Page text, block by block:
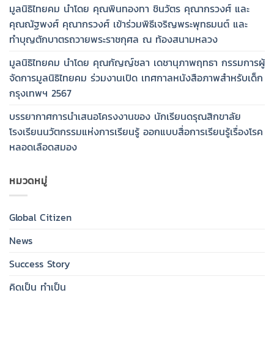
มูลนิธิไทยคม นำโดย คุณพินทองทา ชินวัตร คุณากรวงศ์ และ
คุณณัฐพงศ์ คุณากรวงศ์ เข้าร่วมพิธีเจริญพระพุทธมนต์ และ
ทำบุญตักบาตรถวายพระราชกุศล ณ ท้องสนามหลวง
มูลนิธิไทยคม นำโดย คุณกัญญ์ชลา เดชานุภาพฤทธา กรรมการผู้
จัดการมูลนิธิไทยคม ร่วมงานเปิด เทศกาลหนังสือภาพสำหรับเด็ก
กรุงเทพฯ 2567
บรรยากาศการนำเสนอโครงงานของ นักเรียนดรุณสิกขาลัย
โรงเรียนนวัตกรรมแห่งการเรียนรู้ ออกแบบสื่อการเรียนรู้เรื่องโรค
หลอดเลือดสมอง
หมวดหมู่
Global Citizen
News
Success Story
คิดเป็น ทำเป็น